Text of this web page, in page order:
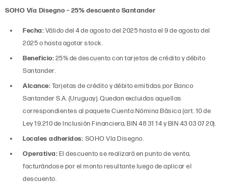
SOHO Vía Disegno – 25% descuento Santander
Fecha:Válido del 4 de agosto del 2025 hasta el 9 de agosto del
2025 o hasta agotar stock.
Beneficio:25% de descuento con tarjetas de crédito y débito
Santander.
Alcance:Tarjetas de crédito y débito emitidas por Banco
Santander S.A. (Uruguay). Quedan excluidas aquellas
correspondientes al paquete Cuenta Nómina Básica (art. 10 de
Ley 19.210 de Inclusión Financiera, BIN 48 31 14 y BIN 43 03 07 20).
Locales adheridos: SOHO Vía Disegno.
Operativa:El descuento se realizará en punto de venta,
facturándose por el monto resultante luego de aplicar el
descuento.